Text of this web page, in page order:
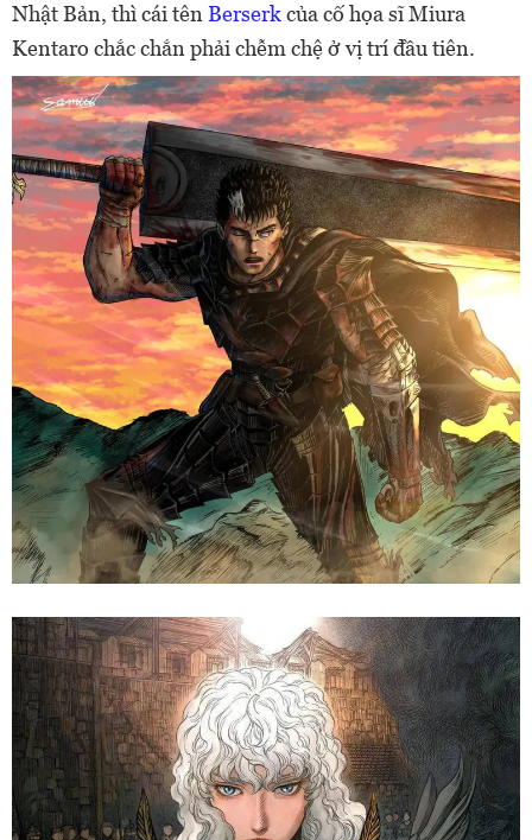
Nhật Bản, thì cái tên Berserkcủa cố họa sĩ Miura
Kentaro chắc chắn phải chễm chệ ở vị trí đầu tiên.